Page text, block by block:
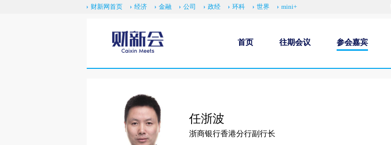
财新网首页 经济 金融 公司 政经 环科 世界 mini+
首页 往期会议 参会嘉宾
任浙波
浙商银行香港分行副行长